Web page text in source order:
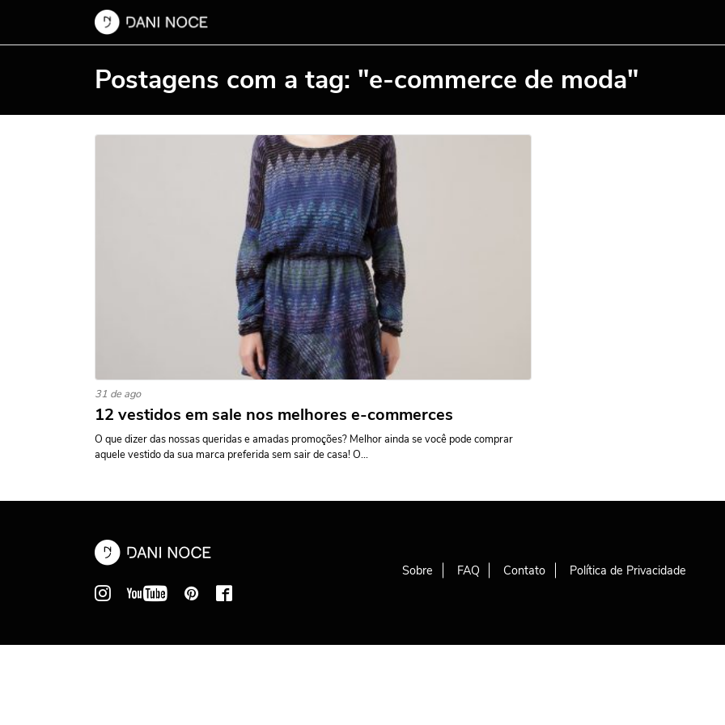
Postagens com a tag: "e-commerce de moda"
31 de ago
12 vestidos em sale nos melhores e-commerces
O que dizer das nossas queridas e amadas promoções? Melhor ainda se você pode comprar
aquele vestido da sua marca preferida sem sair de casa! O...
Sobre FAQ Contato Política de Privacidade